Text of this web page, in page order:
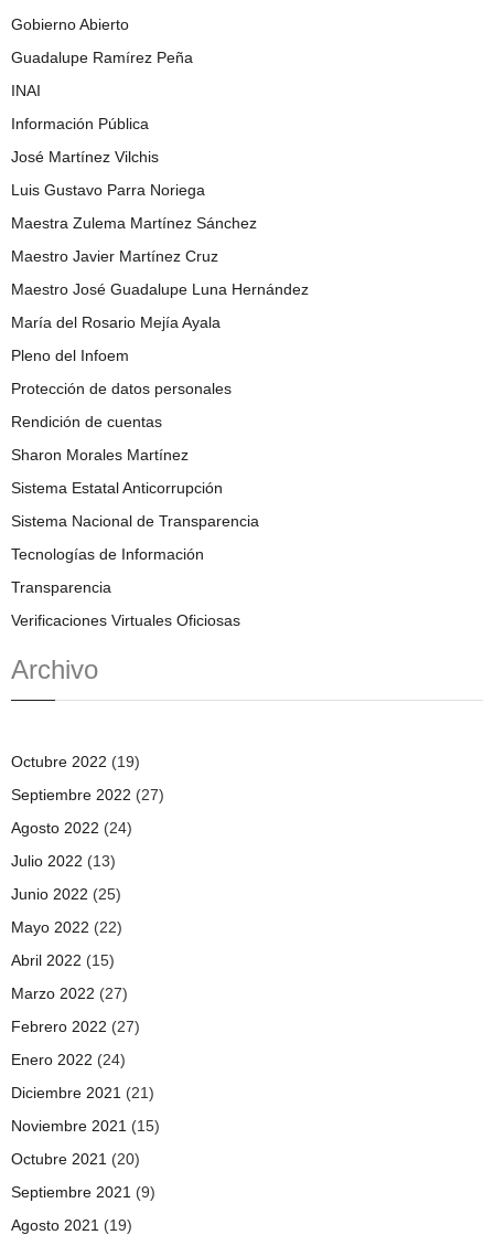
Gobierno Abierto
Guadalupe Ramírez Peña
INAI
Información Pública
José Martínez Vilchis
Luis Gustavo Parra Noriega
Maestra Zulema Martínez Sánchez
Maestro Javier Martínez Cruz
Maestro José Guadalupe Luna Hernández
María del Rosario Mejía Ayala
Pleno del Infoem
Protección de datos personales
Rendición de cuentas
Sharon Morales Martínez
Sistema Estatal Anticorrupción
Sistema Nacional de Transparencia
Tecnologías de Información
Transparencia
Verificaciones Virtuales Oficiosas
Archivo
Octubre 2022 (19)
Septiembre 2022 (27)
Agosto 2022 (24)
Julio 2022 (13)
Junio 2022 (25)
Mayo 2022 (22)
Abril 2022 (15)
Marzo 2022 (27)
Febrero 2022 (27)
Enero 2022 (24)
Diciembre 2021 (21)
Noviembre 2021 (15)
Octubre 2021 (20)
Septiembre 2021 (9)
Agosto 2021 (19)